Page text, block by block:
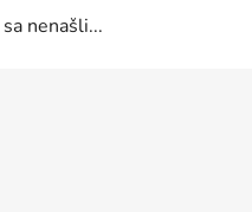
sa nenašli...